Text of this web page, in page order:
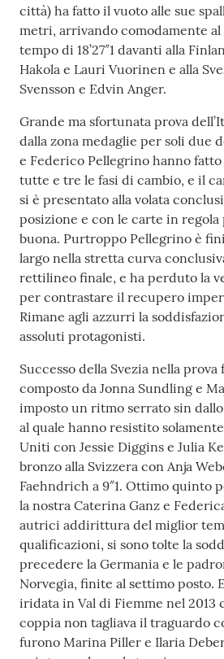
città) ha fatto il vuoto alle sue
metri, arrivando comodamente
tempo di 18’27″1 davanti alla
Hakola e Lauri Vuorinen e alla
Svensson e Edvin Anger.
Grande ma sfortunata prova
dalla zona medaglie per soli due
e Federico Pellegrino hanno
tutte e tre le fasi di cambio, e il
si è presentato alla volata
posizione e con le carte in regola
buona. Purtroppo Pellegrino è
largo nella stretta curva
rettilineo finale, e ha perduto la
per contrastare il recupero
Rimane agli azzurri la
assoluti protagonisti.
Successo della Svezia nella
composto da Jonna Sundling e
imposto un ritmo serrato sin
al quale hanno resistito
Uniti con Jessie Diggins e Julia
bronzo alla Svizzera con Anja
Faehndrich a 9″1. Ottimo quinto
la nostra Caterina Ganz e
autrici addirittura del miglior
qualificazioni, si sono tolte la
precedere la Germania e le
Norvegia, finite al settimo posto.
iridata in Val di Fiemme nel 2013
coppia non tagliava il traguardo
furono Marina Piller e Ilaria